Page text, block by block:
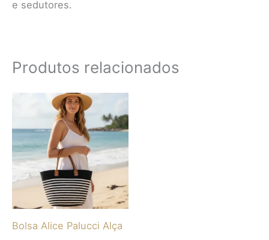
e sedutores.
Produtos relacionados
Bolsa Alice Palucci Alça
produto
As
opções
podem